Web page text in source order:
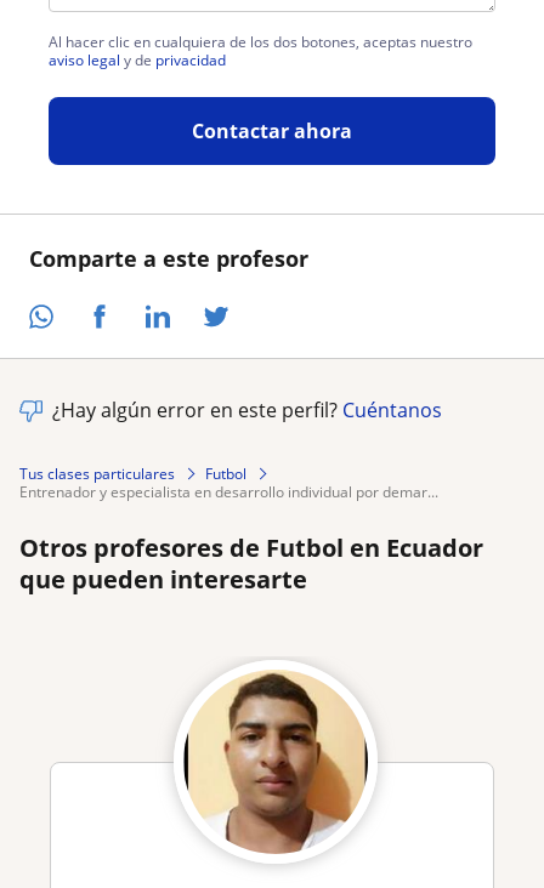
Comparte a este profesor
Al hacer clic en cualquiera de los dos botones, aceptas nuestro
aviso legal y de privacidad
Contactar ahora
¿Hay algún error en este perfil? Cuéntanos
Tus clases particulares
Futbol
entrenador y especialista en desarrollo individual por demar...
Otros profesores de Futbol en Ecuador
que pueden interesarte